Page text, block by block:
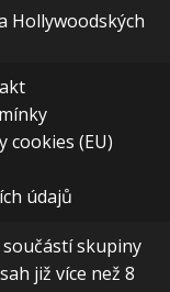
Hollywoodských
cookies (EU)
údajů
součástí skupiny
již více než 8